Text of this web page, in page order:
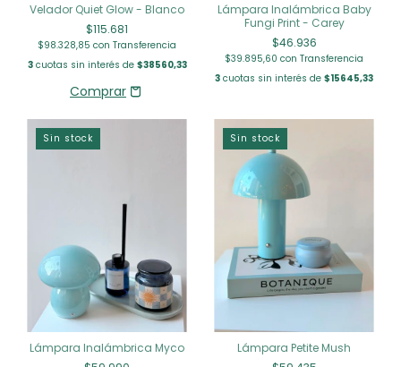
Velador Quiet Glow - Blanco
$115.681
$98.328,85 con Transferencia
3cuotas sin interés de $38560,33
Lámpara Inalámbrica Baby
Fungi Print - Carey
$46.936
$39.895,60 con Transferencia
3 cuotas sin interés de $15645,33
Sin stock
Lámpara Inalámbrica Myco
Sin stock
Lámpara Petite Mush